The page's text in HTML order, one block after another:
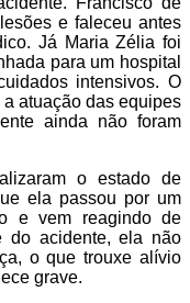
e faleceu antes
Já Maria Zélia foi
para um hospital
intensivos. O
atuação das equipes
ainda não foram
o estado de
ela passou por um
e vem reagindo de
do acidente, ela não
o que trouxe alívio
grave.